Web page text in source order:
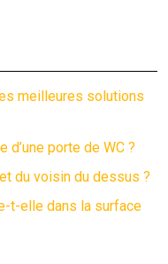
meilleures solutions
d’une porte de WC ?
du voisin du dessus ?
t-elle dans la surface